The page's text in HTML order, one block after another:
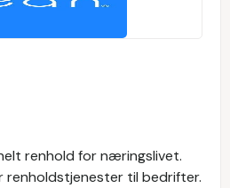
renhold for næringslivet.
renholdstjenester til bedrifter.